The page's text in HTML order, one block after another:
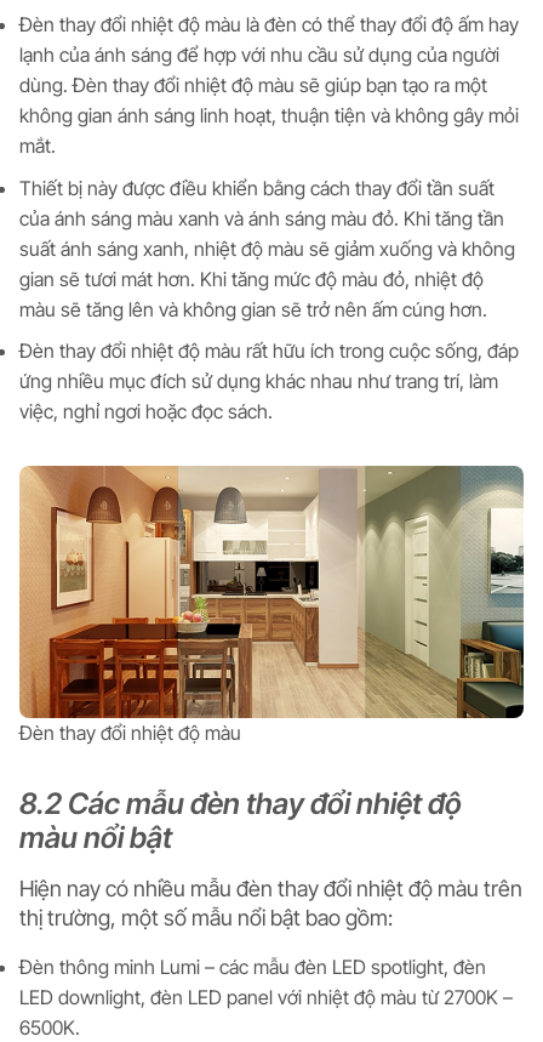
Đèn thay đổi nhiệt độ màu là đèn có thể thay đổi độ ấm hay
lạnh của ánh sáng để hợp với nhu cầu sử dụng của người
dùng. Đèn thay đổi nhiệt độ màu sẽ giúp bạn tạo ra một
không gian ánh sáng linh hoạt, thuận tiện và không gây mỏi
mắt.
Thiết bị này được điều khiển bằng cách thay đổi tần suất
của ánh sáng màu xanh và ánh sáng màu đỏ. Khi tăng tần
suất ánh sáng xanh, nhiệt độ màu sẽ giảm xuống và không
gian sẽ tươi mát hơn. Khi tăng mức độ màu đỏ, nhiệt độ
màu sẽ tăng lên và không gian sẽ trở nên ấm cúng hơn.
Đèn thay đổi nhiệt độ màu rất hữu ích trong cuộc sống, đáp
ứng nhiều mục đích sử dụng khác nhau như trang trí, làm
việc, nghỉ ngơi hoặc đọc sách.
Đèn thay đổi nhiệt độ màu
8.2 Các mẫu đèn thay đổi nhiệt độ
màu nổi bật
Hiện nay có nhiều mẫu đèn thay đổi nhiệt độ màu trên
thị trường, một số mẫu nổi bật bao gồm:
Đèn thông minh Lumi – các mẫu đèn LED spotlight, đèn
LED downlight, đèn LED panel với nhiệt độ màu từ 2700K –
6500K.